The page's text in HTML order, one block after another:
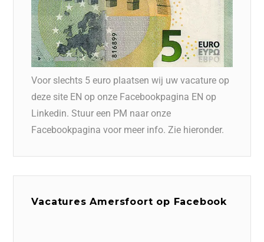
Voor slechts 5 euro plaatsen wij uw vacature op
deze site EN op onze Facebookpagina EN op
Linkedin. Stuur een PM naar onze
Facebookpagina voor meer info. Zie hieronder.
Vacatures Amersfoort op Facebook